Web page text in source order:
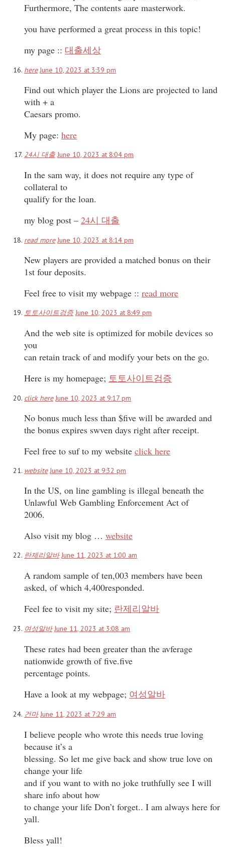
Furthermore, The contents aare masterwork.
you have performed a great process in this topic!
my page :: 대출세상
here June 10, 2023 at 3:39 pm
Find out which player the Lions are projected to land
with + a
Caesars promo.
My page: here
24시 대출 June 10, 2023 at 8:04 pm
In the sam way, it does not require any type of
collateral to
qualify for the loan.
my blog post – 24시 대출
read more June 10, 2023 at 8:14 pm
New players are provided a matched bonus on their
1st four deposits.
Feel free to visit my webpage :: read more
토토사이트검증 June 10, 2023 at 8:49 pm
And the web site is optimized for mobile devices so
you
can retain track of and modify your bets on the go.
Here is my homepage; 토토사이트검증
click here June 10, 2023 at 9:17 pm
No bonus much less than $five will be awarded and
the bonus expires swven days right after receipt.
Feel free to suf to my website click here
website June 10, 2023 at 9:32 pm
In the US, on line gambling is illegal beneath the
Unlawful Web Gambling Enforcement Act of
2006.
Also visit my blog … website
란제리알바 June 11, 2023 at 1:00 am
A random sample of ten,003 members have been
asked, of which 4,400responded.
Feel fee to visit my site; 란제리알바
여성알바 June 11, 2023 at 3:08 am
These rates had been greater than the avferage
nationwide growth of five.five
percentage points.
Have a look at my webpage; 여성알바
건마 June 11, 2023 at 7:29 am
I believe people who wrote this needs true loving
because it’s a
blessing. So let me give back and show true love on
change your life
and if you want to with no joke truthfully see I will
share info about how
to change your life Don’t forget.. I am always here for
yall.
Bless yall!